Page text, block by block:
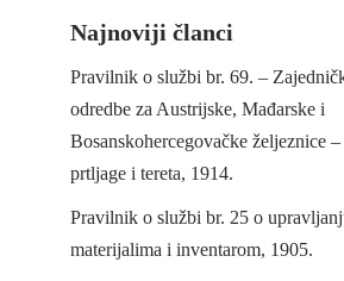
Najnoviji članci
Pravilnik o službi br. 69. –
odredbe za Austrijske, Mađarske i
Bosanskohercegovačke željeznice
prtljage i tereta, 1914.
Pravilnik o službi br. 25 o
materijalima i inventarom, 1905.